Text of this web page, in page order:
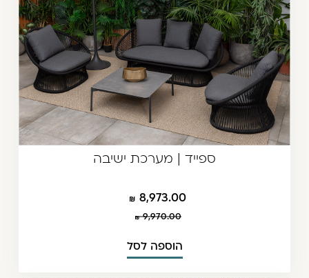
ספייד | מערכת ישיבה
8,973.00
9,970.00
הוספה לסל